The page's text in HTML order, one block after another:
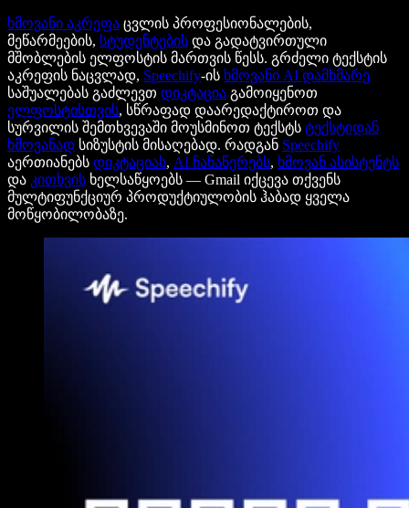
ხმოვანი აკრეფა ცვლის პროფესიონალების,
მეწარმეების, სტუდენტების და გადატვირთული
მშობლების ელფოსტის მართვის წესს. გრძელი ტექსტის
აკრეფის ნაცვლად, Speechify-ის ხმოვანი AI დამხმარე
საშუალებას გაძლევთ დიკტაცია გამოიყენოთ
ელფოსტისთვის, სწრაფად დაარედაქტიროთ და
სურვილის შემთხვევაში მოუსმინოთ ტექსტს ტექსტიდან
ხმოვანად სიზუსტის მისაღებად. რადგან Speechify
აერთიანებს დიკტაციას, AI ჩანაწერებს, ხმოვან ასისტენტს
და კითხვის ხელსაწყოებს — Gmail იქცევა თქვენს
მულტიფუნქციურ პროდუქტიულობის ჰაბად ყველა
მოწყობილობაზე.